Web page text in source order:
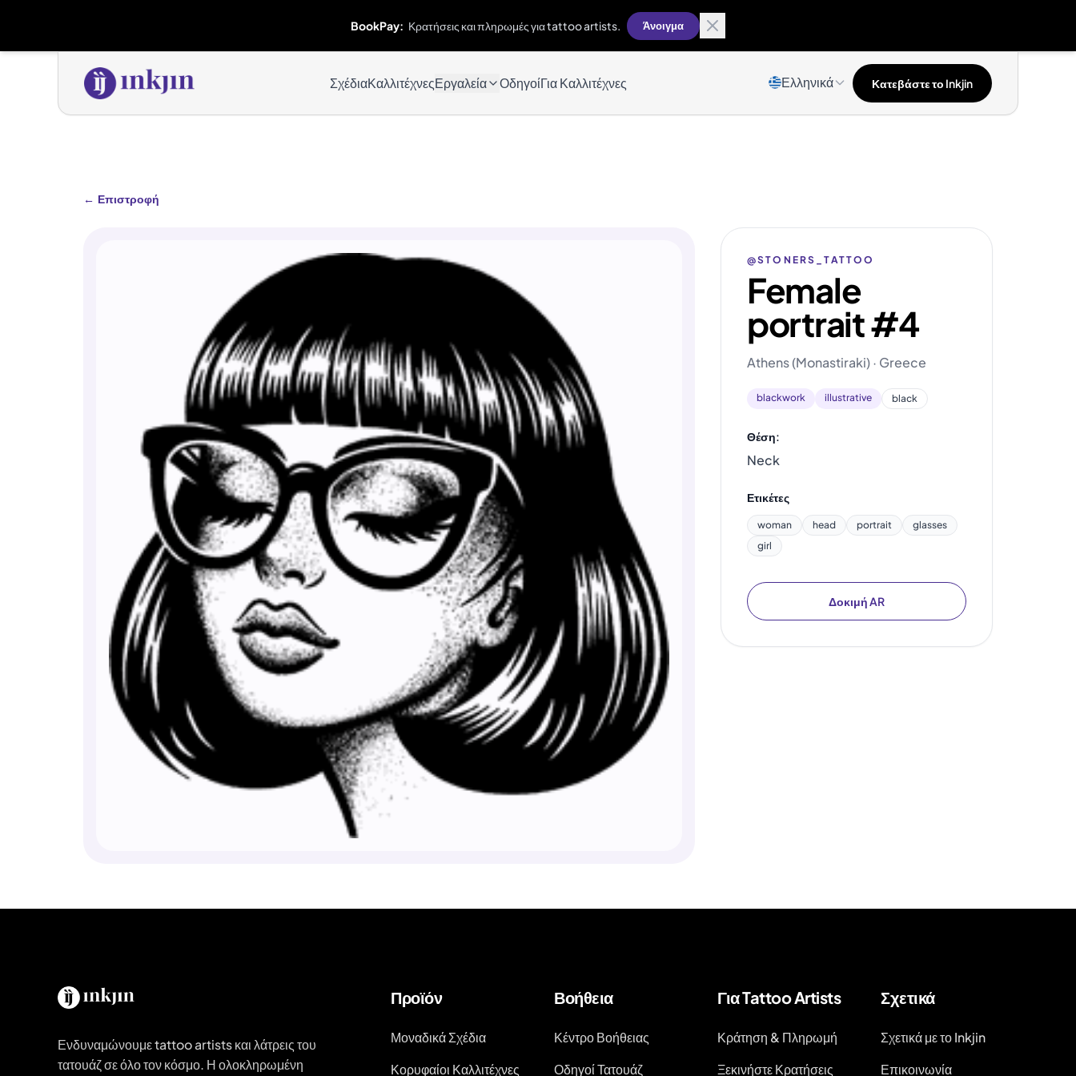
BookPay: Κρατήσεις και πληρωμές για tattoo artists. Άνοιγμα
ΣχέδιαΚαλλιτέχνεςΕργαλεία ΟδηγοίΓια Καλλιτέχνες Ελληνικά Κατεβάστε το Inkjin
← Επιστροφή
@STONERS_TATTOO
Female
portrait #4
Athens (Monastiraki) · Greece
blackwork illustrative black
Θέση:
Neck
Ετικέτες
woman head portrait
glasses
girl
Δοκιμή AR
Ενδυναμώνουμε tattoo artists και λάτρεις του
τατουάζ σε όλο τον κόσμο. Η ολοκληρωμένη
Προϊόν
Μοναδικά Σχέδια
Κορυφαίοι Καλλιτέχνες
Βοήθεια
Κέντρο Βοήθειας
Οδηγοί Τατουάζ
Για Tattoo Artists
Κράτηση & Πληρωμή
Ξεκινήστε Κρατήσεις
Σχετικά
Σχετικά με το Inkjin
Επικοινωνία